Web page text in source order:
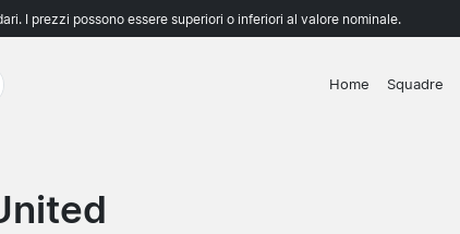
I prezzi possono essere superiori o inferiori al valore nominale.
Home Squadre